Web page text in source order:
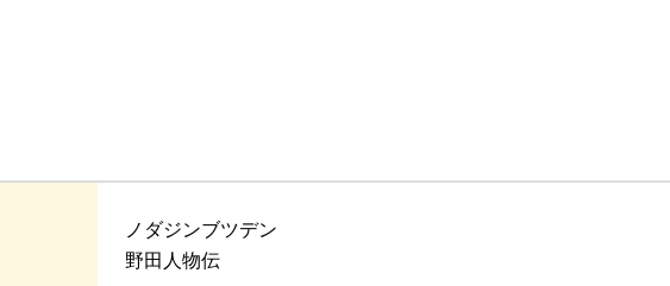
ノダジンブツデン
野田人物伝